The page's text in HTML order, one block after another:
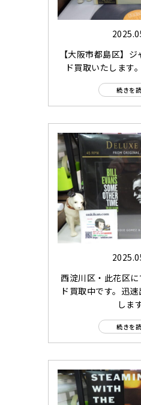
【大阪市都島区】
ド買取いたします
続きを
西淀川区・此花区
ド買取中です。迅
しま
続きを